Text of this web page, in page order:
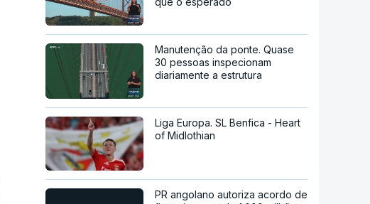
Manutenção da ponte. Quase
30 pessoas inspecionam
diariamente a estrutura
Liga Europa. SL Benfica - Heart
of Midlothian
PR angolano autoriza acordo de